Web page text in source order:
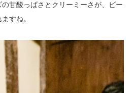
甘酸っぱさとクリーミーさが、ビー
すね。